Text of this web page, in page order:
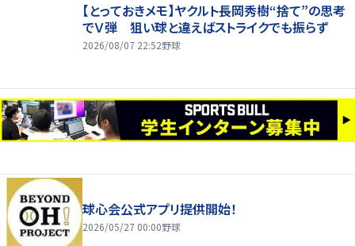
【とっておきメモ】ヤクルト長岡秀樹“捨て”の思考
でＶ弾 狙い球と違えばストライクでも振らず
2026/08/07 22:52野球
球心会公式アプリ提供開始！
2026/05/27 00:00野球